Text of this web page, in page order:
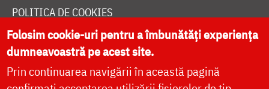
POLITICA DE COOKIES
DONEAZĂ ONLINE PENTRU CATEDRALA NAȚIONALĂ
LIVE
Folosim cookie-uri pentru a îmbunătăți experiența
dumneavoastră pe acest site.
Prin continuarea navigării în această pagină